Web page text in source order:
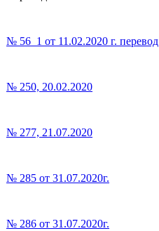
№ 56_1 от 11.02.2020 г. перевод
№ 250, 20.02.2020
№ 277, 21.07.2020
№ 285 от 31.07.2020г.
№ 286 от 31.07.2020г.